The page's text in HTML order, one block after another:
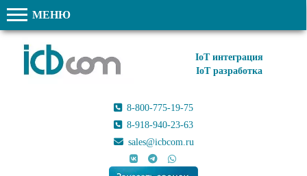
МЕНЮ
IoT интеграция
IoT разработка
8-800-775-19-75
8-918-940-23-63
sales@icbcom.ru